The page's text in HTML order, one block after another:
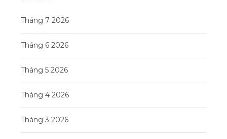
Tháng 7 2026
Tháng 6 2026
Tháng 5 2026
Tháng 4 2026
Tháng 3 2026